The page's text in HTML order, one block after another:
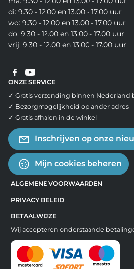
di: 9.30 - 12.00 en 13.00 - 17.00 uur
wo: 9.30 - 12.00 en 13.00 - 17.00 uur
do: 9.30 - 12.00 en 13.00 - 17.00 uur
vrij: 9.30 - 12.00 en 13.00 - 17.00 uur
ONZE SERVICE
✓ Gratis verzending binnen Nederland
✓ Bezorgmogelijkheid op ander adres
✓ Gratis afhalen in de winkel
Inschrijven op onze
Mijn cookies beheren
ALGEMENE VOORWAARDEN
PRIVACY BELEID
BETAALWIJZE
Wij accepteren onderstaande